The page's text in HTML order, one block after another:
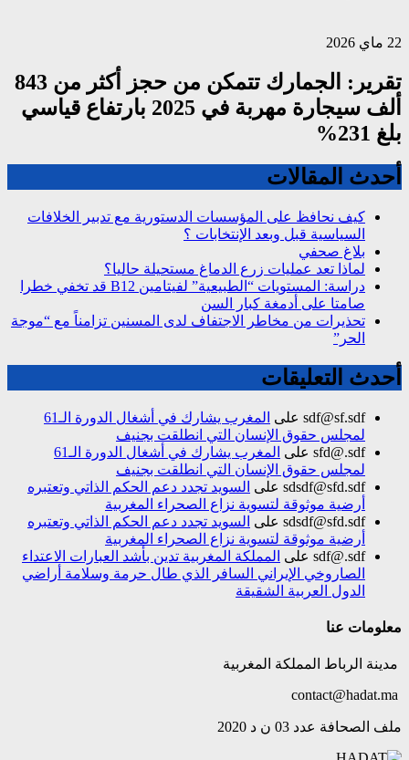
22 ماي 2026
تقرير: الجمارك تتمكن من حجز أكثر من 843
ألف سيجارة مهربة في 2025 بارتفاع قياسي
بلغ 231%
أحدث المقالات
كيف نحافظ على المؤسسات الدستورية مع تدبير الخلافات
السياسية قبل وبعد الإنتخابات ؟
بلاغ صحفي
لماذا تعد عمليات زرع الدماغ مستحيلة حاليا؟
دراسة: المستويات “الطبيعية” لفيتامين B12 قد تخفي خطرا
صامتا على أدمغة كبار السن
تحذيرات من مخاطر الاجتفاف لدى المسنين تزامناً مع “موجة
الحر”
أحدث التعليقات
sdf@sf.sdf على
المغرب يشارك في أشغال الدورة الـ61
لمجلس حقوق الإنسان التي انطلقت بجنيف
sfd@.sdf على
المغرب يشارك في أشغال الدورة الـ61
لمجلس حقوق الإنسان التي انطلقت بجنيف
sdsdf@sfd.sdf على السويد تجدد دعم الحكم الذاتي وتعتبره
أرضية موثوقة لتسوية نزاع الصحراء المغربية
sdsdf@sfd.sdf على السويد تجدد دعم الحكم الذاتي وتعتبره
أرضية موثوقة لتسوية نزاع الصحراء المغربية
sdf@.sdf على المملكة المغربية تدين بأشد العبارات الاعتداء
الصاروخي الإيراني السافر الذي طال حرمة وسلامة أراضي
الدول العربية الشقيقة
معلومات عنا
مدينة الرباط المملكة المغربية
ملف الصحافة عدد 03 ن د 2020